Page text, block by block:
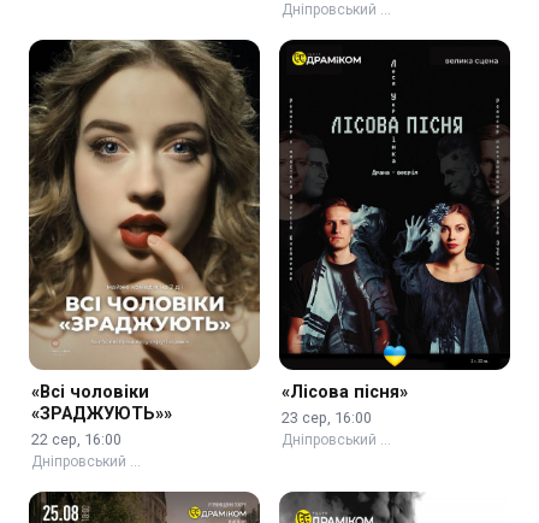
Дніпровський …
«Всі чоловіки
«ЗРАДЖУЮТЬ»»
22 сер, 16:00
Дніпровський …
«Лісова пісня»
23 сер, 16:00
Дніпровський …